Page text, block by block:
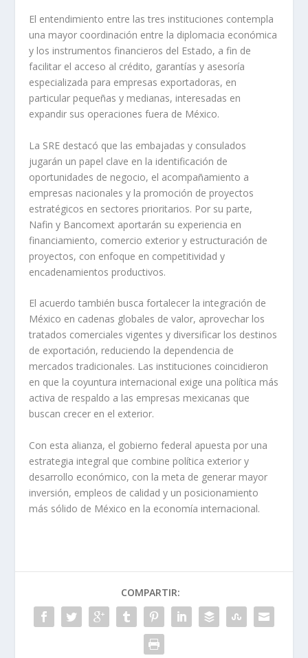
El entendimiento entre las tres instituciones contempla
una mayor coordinación entre la diplomacia económica
y los instrumentos financieros del Estado, a fin de
facilitar el acceso al crédito, garantías y asesoría
especializada para empresas exportadoras, en
particular pequeñas y medianas, interesadas en
expandir sus operaciones fuera de México.
La SRE destacó que las embajadas y consulados
jugarán un papel clave en la identificación de
oportunidades de negocio, el acompañamiento a
empresas nacionales y la promoción de proyectos
estratégicos en sectores prioritarios. Por su parte,
Nafin y Bancomext aportarán su experiencia en
financiamiento, comercio exterior y estructuración de
proyectos, con enfoque en competitividad y
encadenamientos productivos.
El acuerdo también busca fortalecer la integración de
México en cadenas globales de valor, aprovechar los
tratados comerciales vigentes y diversificar los destinos
de exportación, reduciendo la dependencia de
mercados tradicionales. Las instituciones coincidieron
en que la coyuntura internacional exige una política más
activa de respaldo a las empresas mexicanas que
buscan crecer en el exterior.
Con esta alianza, el gobierno federal apuesta por una
estrategia integral que combine política exterior y
desarrollo económico, con la meta de generar mayor
inversión, empleos de calidad y un posicionamiento
más sólido de México en la economía internacional.
COMPARTIR: